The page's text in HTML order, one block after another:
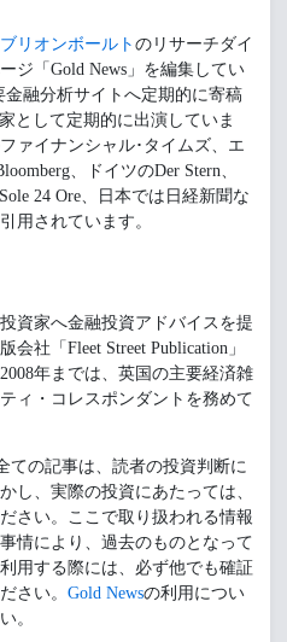
ブリオンボールト のリサーチダイ
ジ「Gold News」を編集してい
金融分析サイトへ定期的に寄稿
として定期的に出演していま
ァイナンシャル･タイムズ、エ
、ドイツのDer Stern、
24 Ore、日本では日経新聞な
用されています。
資家へ金融投資アドバイスを提
社「Fleet Street Publication」
年までは、英国の主要経済雑
ィ・コレスポンダントを務めて
ての記事は、読者の投資判断に
し、実際の投資にあたっては、
さい。ここで取り扱われる情報
情により、過去のものとなって
用する際には、必ず他でも確証
さい。 Gold Newsの利用につい
。